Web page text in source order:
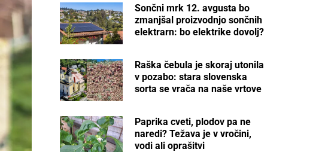
Sončni mrk 12. avgusta bo
zmanjšal proizvodnjo sončnih
elektrarn: bo elektrike dovolj?
Raška čebula je skoraj utonila
v pozabo: stara slovenska
sorta se vrača na naše vrtove
Paprika cveti, plodov pa ne
naredi? Težava je v vročini,
vodi ali oprašitvi